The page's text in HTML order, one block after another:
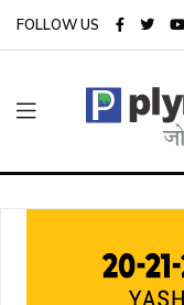
FOLLOW US